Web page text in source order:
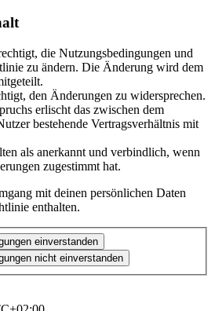
die Nutzungsbedingungen und
zu ändern. Die Änderung wird dem
den Änderungen zu widersprechen.
erlischt das zwischen dem
bestehende Vertragsverhältnis mit
als anerkannt und verbindlich, wenn
zugestimmt hat.
mit deinen persönlichen Daten
enthalten.